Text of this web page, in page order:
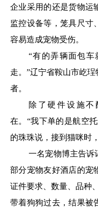
企业采用的还是货物运
监控设备等，笼具尺寸
容易造成宠物受伤。
“有的弄辆面包
走。”辽宁省鞍山市屹
者。
除了硬件设施
在。“我下单的是航空
的珠珠说，接到猫咪时
一名宠物博主告诉
部分宠物友好酒店的宠
证件要求、数量、品种
带着狗狗过去，结果被